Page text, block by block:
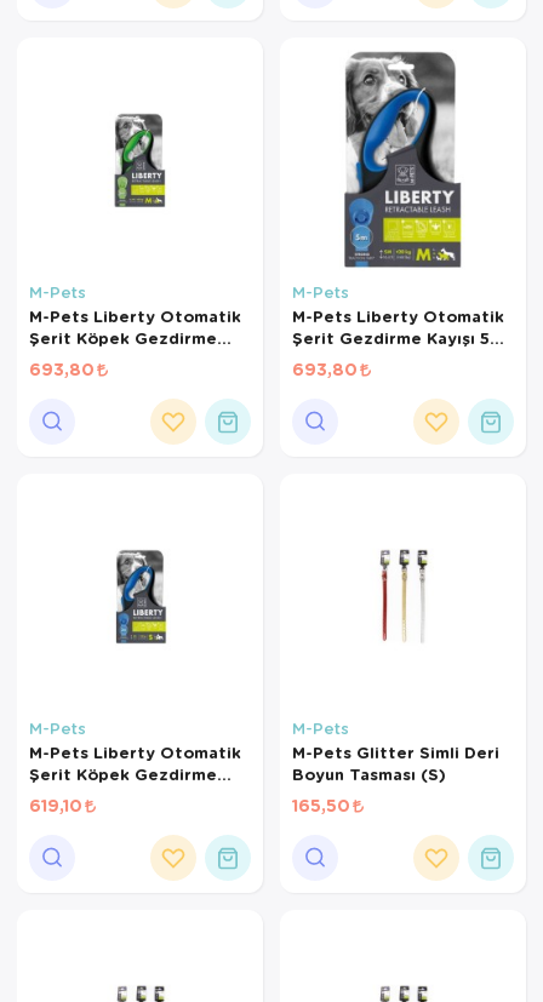
M-Pets
M-Pets Liberty Otomatik
Şerit Köpek Gezdirme
Kayışı 5m (Yeşil) [M]
693,80
M-Pets
M-Pets Liberty Otomatik
Şerit Gezdirme Kayışı 5m
(Mavi) [M]
693,80
M-Pets
M-Pets Liberty Otomatik
Şerit Köpek Gezdirme
Kayışı 3m (Mavi) [S]
619,10
M-Pets
M-Pets Glitter Simli Deri
Boyun Tasması (S)
165,50